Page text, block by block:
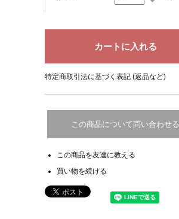
特定商取引法に基づく表記 (返品など)
この商品について問い合わせる
この商品を友達に教える
買い物を続ける